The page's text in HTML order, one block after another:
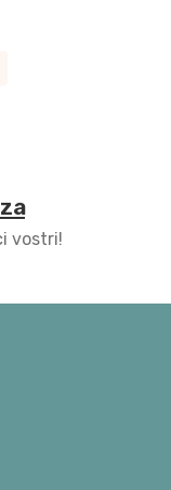
vostri!